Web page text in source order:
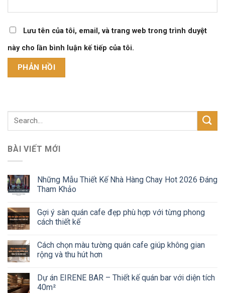
Lưu tên của tôi, email, và trang web trong trình duyệt
này cho lần bình luận kế tiếp của tôi.
BÀI VIẾT MỚI
Những Mẫu Thiết Kế Nhà Hàng Chay Hot 2026 Đáng
Tham Khảo
Gợi ý sàn quán cafe đẹp phù hợp với từng phong
cách thiết kế
Cách chọn màu tường quán cafe giúp không gian
rộng và thu hút hơn
Dự án EIRENE BAR – Thiết kế quán bar với diện tích
40m²